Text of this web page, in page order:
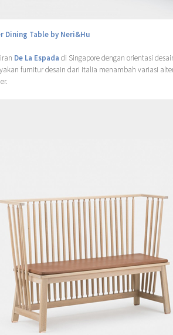
Dining Table by Neri&Hu
De La Espada di Singapore dengan orientasi
furnitur desain dari Italia menambah variasi